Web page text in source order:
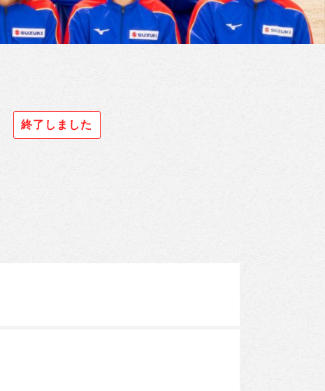
終了しました